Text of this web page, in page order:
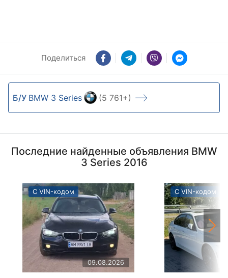
Поделиться
Б/У BMW 3 Series (5 761+)
Последние найденные объявления BMW
3 Series 2016
С VIN-кодом
09.08.2026
С VIN-кодом